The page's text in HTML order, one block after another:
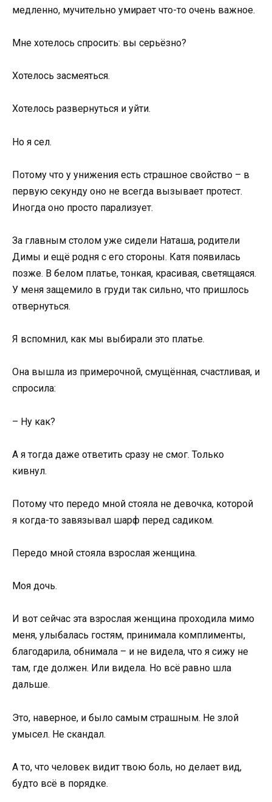
медленно, мучительно умирает что-то очень важное.
Мне хотелось спросить: вы серьёзно?
Хотелось засмеяться.
Хотелось развернуться и уйти.
Но я сел.
Потому что у унижения есть страшное свойство – в
первую секунду оно не всегда вызывает протест.
Иногда оно просто парализует.
За главным столом уже сидели Наташа, родители
Димы и ещё родня с его стороны. Катя появилась
позже. В белом платье, тонкая, красивая, светящаяся.
У меня защемило в груди так сильно, что пришлось
отвернуться.
Я вспомнил, как мы выбирали это платье.
Она вышла из примерочной, смущённая, счастливая, и
спросила:
– Ну как?
А я тогда даже ответить сразу не смог. Только
кивнул.
Потому что передо мной стояла не девочка, которой
я когда-то завязывал шарф перед садиком.
Передо мной стояла взрослая женщина.
Моя дочь.
И вот сейчас эта взрослая женщина проходила мимо
меня, улыбалась гостям, принимала комплименты,
благодарила, обнимала – и не видела, что я сижу не
там, где должен. Или видела. Но всё равно шла
дальше.
Это, наверное, и было самым страшным. Не злой
умысел. Не скандал.
А то, что человек видит твою боль, но делает вид,
будто всё в порядке.